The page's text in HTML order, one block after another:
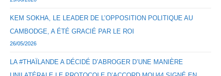
KEM SOKHA, LE LEADER DE L’OPPOSITION POLITIQUE AU
CAMBODGE, A ÉTÉ GRACIÉ PAR LE ROI
26/05/2026
LA #THAÏLANDE A DÉCIDÉ D’ABROGER D’UNE MANIÈRE